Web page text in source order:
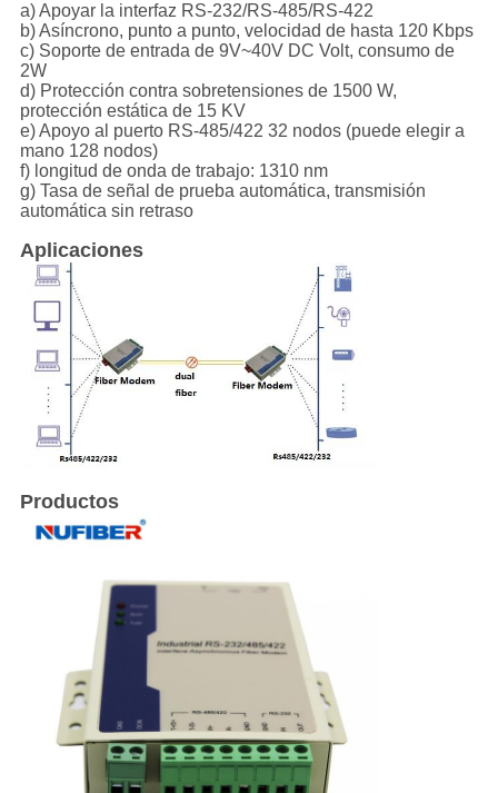
a) Apoyar la interfaz RS-232/RS-485/RS-422
b) Asíncrono, punto a punto, velocidad de hasta 120 Kbps
c) Soporte de entrada de 9V~40V DC Volt, consumo de
2W
d) Protección contra sobretensiones de 1500 W,
protección estática de 15 KV
e) Apoyo al puerto RS-485/422 32 nodos (puede elegir a
mano 128 nodos)
f) longitud de onda de trabajo: 1310 nm
g) Tasa de señal de prueba automática, transmisión
automática sin retraso
Aplicaciones
Productos